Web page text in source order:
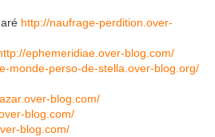
http://naufrage-perdition.over-
ephemeridiae.over-blog.com/
monde-perso-de-stella.over-blog.org/
blog.com/
blog.com/
blog.com/